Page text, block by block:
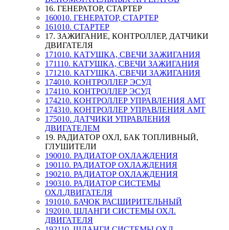
16. ГЕНЕРАТОР, СТАРТЕР
160010. ГЕНЕРАТОР, СТАРТЕР
161010. СТАРТЕР
17. ЗАЖИГАНИЕ, КОНТРОЛЛЕР, ДАТЧИКИ
ДВИГАТЕЛЯ
171010. КАТУШКА, СВЕЧИ ЗАЖИГАНИЯ
171110. КАТУШКА, СВЕЧИ ЗАЖИГАНИЯ
171210. КАТУШКА, СВЕЧИ ЗАЖИГАНИЯ
174010. КОНТРОЛЛЕР ЭСУД
174110. КОНТРОЛЛЕР ЭСУД
174210. КОНТРОЛЛЕР УПРАВЛЕНИЯ АМТ
174310. КОНТРОЛЛЕР УПРАВЛЕНИЯ АМТ
175010. ДАТЧИКИ УПРАВЛЕНИЯ
ДВИГАТЕЛЕМ
19. РАДИАТОР ОХЛ, БАК ТОПЛИВНЫЙ,
ГЛУШИТЕЛИ
190010. РАДИАТОР ОХЛАЖДЕНИЯ
190110. РАДИАТОР ОХЛАЖДЕНИЯ
190210. РАДИАТОР ОХЛАЖДЕНИЯ
190310. РАДИАТОР СИСТЕМЫ
ОХЛ.ДВИГАТЕЛЯ
191010. БАЧОК РАСШИРИТЕЛЬНЫЙ
192010. ШЛАНГИ СИСТЕМЫ ОХЛ.
ДВИГАТЕЛЯ